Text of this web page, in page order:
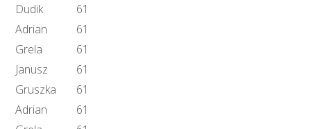
Dudik
Adrian
Grela
Janusz
Gruszka
Adrian
61
61
61
61
61
61